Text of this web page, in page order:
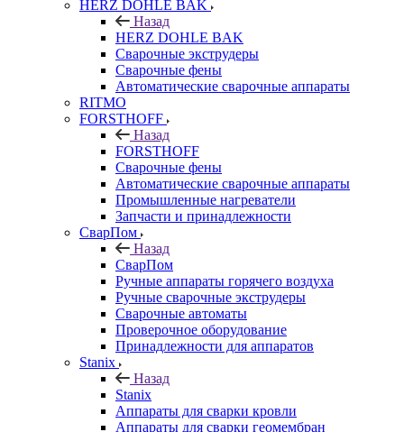
HERZ DOHLE BAK
Назад
HERZ DOHLE BAK
Сварочные экструдеры
Сварочные фены
Автоматические сварочные аппараты
RITMO
FORSTHOFF
Назад
FORSTHOFF
Сварочные фены
Автоматические сварочные аппараты
Промышленные нагреватели
Запчасти и принадлежности
СварПом
Назад
СварПом
Ручные аппараты горячего воздуха
Ручные сварочные экструдеры
Сварочные автоматы
Проверочное оборудование
Принадлежности для аппаратов
Stanix
Назад
Stanix
Аппараты для сварки кровли
Аппараты для сварки геомембран